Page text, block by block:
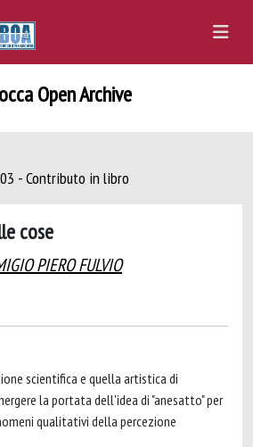
Open Archive
03 - Contributo in libro
cose
PIERO FULVIO
scientifica e quella artistica di
la portata dell'idea di "anesatto" per
qualitativi della percezione